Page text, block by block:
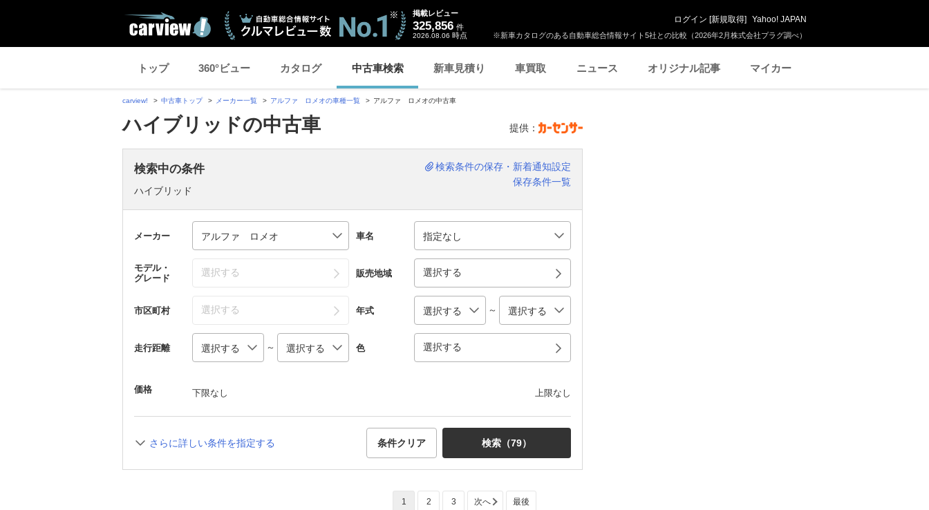
※新車カタログのある自動車総合情報サイト5社との比較（2026年2月株式会社プラグ調べ）
掲載レビュー
325,856 件
2026.08.06 時点
ログイン [新規取得] Yahoo! JAPAN
トップ 360°ビュー カタログ 中古車検索 新車見積り 車買取 ニュース オリジナル記事 マイカー
carview! 中古車トップ メーカー一覧 アルファ ロメオの車種一覧 アルファ ロメオの中古車
ハイブリッドの中古車 提供：
検索中の条件
ハイブリッド
検索条件の保存・新着通知設定
保存条件一覧
メーカー 車名
モデル・
グレード
選択する 販売地域 選択する
市区町村 選択する 年式 ～
走行距離 ～ 色 選択する
価格 下限なし 上限なし
さらに詳しい条件を指定する 条件クリア 検索（79）
1 2 3 次へ 最後